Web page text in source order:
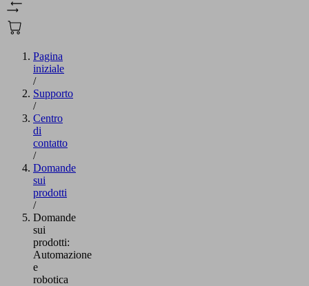
Pagina
iniziale
/
Supporto
/
Centro
di
contatto
/
Domande
sui
prodotti
/
Domande
sui
prodotti:
Automazione
e
robotica